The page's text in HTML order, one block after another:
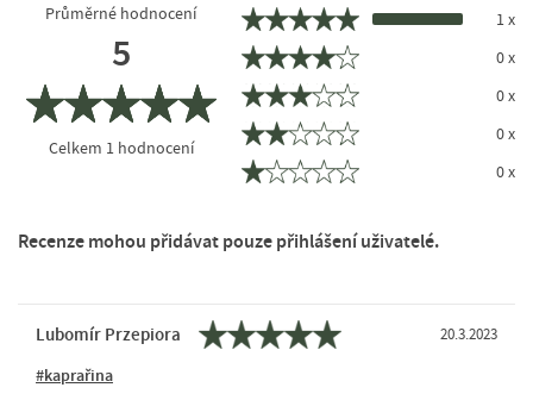
Průměrné hodnocení
5
Celkem 1hodnocení
1 x
0 x
0 x
0 x
0 x
Recenze mohou přidávat pouze přihlášení uživatelé.
Lubomír Przepiora 20.3.2023
#kaprařina